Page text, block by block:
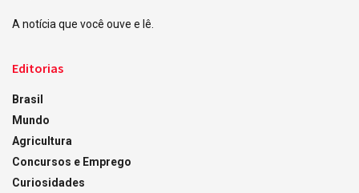
A notícia que você ouve e lê.
Editorias
Brasil
Mundo
Agricultura
Concursos e Emprego
Curiosidades